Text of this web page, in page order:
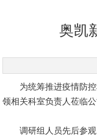
奥凯
为统筹推进疫情防控
领相关科室负责人莅临
调研组人员先后参观